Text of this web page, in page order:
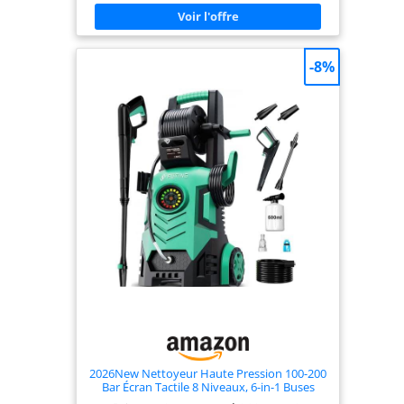
canon à mousse (0,4 l) applicable au pistolet
Enrouleur statique avec système de blocage :
après emploi, le flexible haute pression s'enroule
prévu à cet effet Raccord rapide entrée eau avec
filtre contrôlable qui retient les impuretés et
garantit le parfait fonctionnement du nettoyeur
Dotée d'une fonction auto-amorçante : si le
raccordement au réseau d'eau est impossible, le
nettoyeur haute pression peut aspirer l'eau dans
un réservoir.
2026New Nettoyeur Haute Pression 100-200
Bar Écran Tactile 8 Niveaux, 6-in-1 Buses
réglables, 90 cm de Hauteur, Débit 280–500
-8%